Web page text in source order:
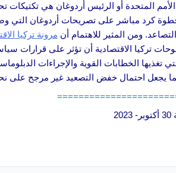
المتحدة أو الرئيس أردوغان هي تكتيكات
كرد مباشر على تصريحات أردوغان التي
ومن المثير للاهتمام أن مرونة تركيا
تركيا الاقتصادية أن تؤثر على قرارات
تغذيها الخطابات القوية والإجراءات
يجعل احتمال خفض التصعيد غير مرجح على